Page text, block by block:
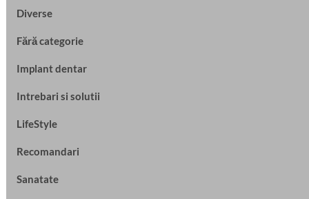
Diverse
Fără categorie
Implant dentar
Intrebari si solutii
LifeStyle
Recomandari
Sanatate